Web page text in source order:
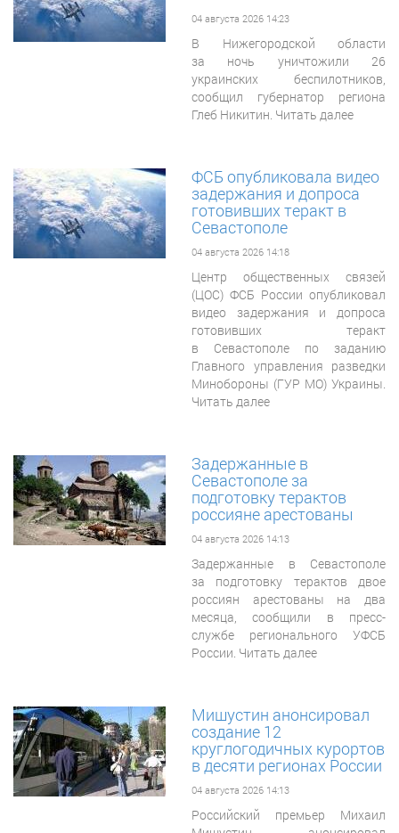
04 августа 2026 14:23
В Нижегородской области
за ночь уничтожили 26
украинских беспилотников,
сообщил губернатор региона
Глеб Никитин. Читать далее
ФСБ опубликовала видео
задержания и допроса
готовивших теракт в
Севастополе
04 августа 2026 14:18
Центр общественных связей
(ЦОС) ФСБ России опубликовал
видео задержания и допроса
готовивших теракт
в Севастополе по заданию
Главного управления разведки
Минобороны (ГУР МО) Украины.
Читать далее
Задержанные в
Севастополе за
подготовку терактов
россияне арестованы
04 августа 2026 14:13
Задержанные в Севастополе
за подготовку терактов двое
россиян арестованы на два
месяца, сообщили в пресс-
службе регионального УФСБ
России. Читать далее
Мишустин анонсировал
создание 12
круглогодичных курортов
в десяти регионах России
04 августа 2026 14:13
Российский премьер Михаил